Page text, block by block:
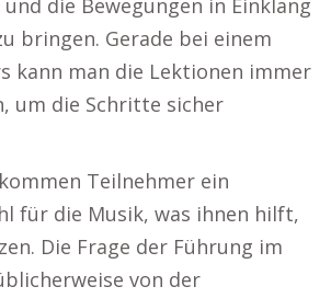
die Bewegungen in Einklang
bringen. Gerade bei einem
kann man die Lektionen immer
um die Schritte sicher
Teilnehmer ein
für die Musik, was ihnen hilft,
Die Frage der Führung im
von der